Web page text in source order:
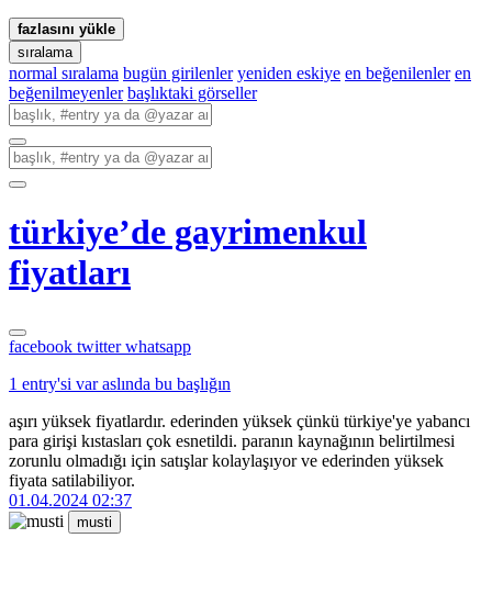
fazlasını yükle
sıralama
normal sıralama bugün girilenler yeniden eskiye en beğenilenler en
beğenilmeyenler başlıktaki görseller
türkiye’de gayrimenkul
fiyatları
facebook twitterwhatsapp
1 entry'si var aslında bu başlığın
aşırı yüksek fiyatlardır. ederinden yüksek çünkü türkiye'ye yabancı
para girişi kıstasları çok esnetildi. paranın kaynağının belirtilmesi
zorunlu olmadığı için satışlar kolaylaşıyor ve ederinden yüksek
fiyata satilabiliyor.
01.04.2024 02:37
musti